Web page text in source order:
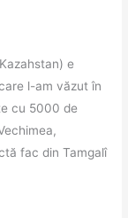
e
l-am văzut în
cu 5000 de
fac din Tamgalî